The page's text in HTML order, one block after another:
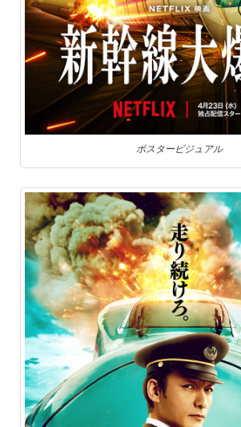
ポスタービジュアル